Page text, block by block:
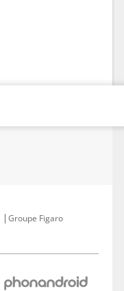
Groupe Figaro